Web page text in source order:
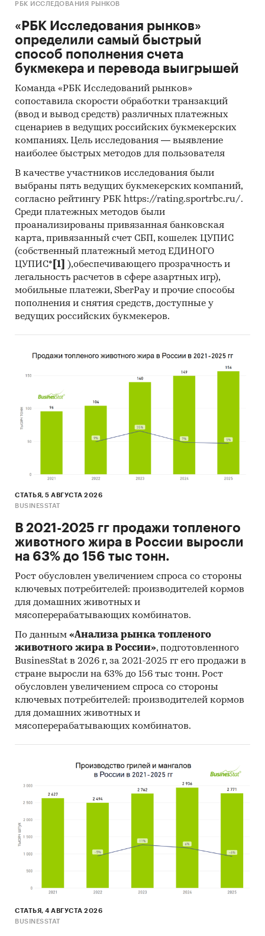
РБК ИССЛЕДОВАНИЯ РЫНКОВ
«РБК Исследования рынков»
определили самый быстрый
способ пополнения счета
букмекера и перевода выигрышей
Команда «РБК Исследований рынков»
сопоставила скорости обработки транзакций
(ввод и вывод средств) различных платежных
сценариев в ведущих российских букмекерских
компаниях. Цель исследования — выявление
наиболее быстрых методов для пользователя
В качестве участников исследования были
выбраны пять ведущих букмекерских компаний,
согласно рейтингу РБК https://rating.sportrbc.ru/.
Среди платежных методов были
проанализированы привязанная банковская
карта, привязанный счет СБП, кошелек ЦУПИС
(собственный платежный метод ЕДИНОГО
ЦУПИС* [1]
),обеспечивающего прозрачность и
легальность расчетов в сфере азартных игр),
мобильные платежи, SberPay и прочие способы
пополнения и снятия средств, доступные у
ведущих российских букмекеров.
СТАТЬЯ, 5 АВГУСТА 2026
BUSINESSTAT
В 2021-2025 гг продажи топленого
животного жира в России выросли
на 63% до 156 тыс тонн.
Рост обусловлен увеличением спроса со стороны
ключевых потребителей: производителей кормов
для домашних животных и
мясоперерабатывающих комбинатов.
По данным «Анализа рынка топленого
животного жира в России», подготовленного
BusinesStat в 2026 г, за 2021-2025 гг его продажи в
стране выросли на 63% до 156 тыс тонн. Рост
обусловлен увеличением спроса со стороны
ключевых потребителей: производителей кормов
для домашних животных и
мясоперерабатывающих комбинатов.
СТАТЬЯ, 4 АВГУСТА 2026
BUSINESSTAT